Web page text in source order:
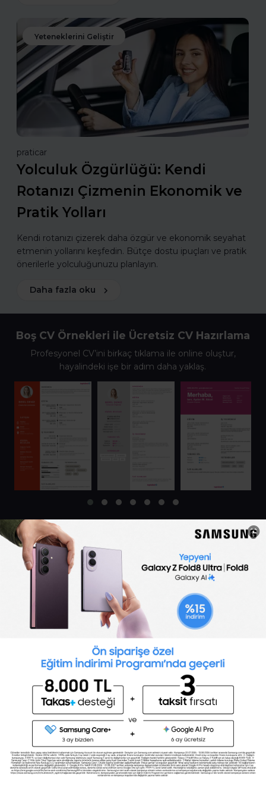
Yeteneklerini Geliştir
praticar
Yolculuk Özgürlüğü: Kendi
Rotanızı Çizmenin Ekonomik ve
Pratik Yolları
Kendi rotanızı çizerek daha özgür ve ekonomik seyahat
etmenin yollarını keşfedin. Bütçe dostu ipuçları ve pratik
önerilerle yolculuğunuzu planlayın.
Daha fazla oku
Boş CV Örnekleri ile Ücretsiz CV Hazırlama
Profesyonel CV’ini birkaç tıklama ile online oluştur,
hayalindeki işe bir adım daha yaklaş.
CV HazırlamaAraçları
İngilizce Seviye
Testi
Excel Seviye
Testi
Kişilik Testi
Sertifika
Programları
Yetenek Testleri